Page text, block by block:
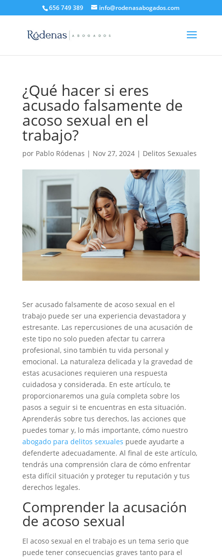
656 749 389 info@rodenasabogados.com
¿Qué hacer si eres
acusado falsamente de
acoso sexual en el
trabajo?
por Pablo Ródenas | Nov 27, 2024| Delitos Sexuales
Ser acusado falsamente de acoso sexual en el
trabajo puede ser una experiencia devastadora y
estresante. Las repercusiones de una acusación de
este tipo no solo pueden afectar tu carrera
profesional, sino también tu vida personal y
emocional. La naturaleza delicada y la gravedad de
estas acusaciones requieren una respuesta
cuidadosa y considerada. En este artículo, te
proporcionaremos una guía completa sobre los
pasos a seguir si te encuentras en esta situación.
Aprenderás sobre tus derechos, las acciones que
puedes tomar y, lo más importante, cómo nuestro
abogado para delitos sexuales puede ayudarte a
defenderte adecuadamente. Al final de este artículo,
tendrás una comprensión clara de cómo enfrentar
esta difícil situación y proteger tu reputación y tus
derechos legales.
Comprender la acusación
de acoso sexual
El acoso sexual en el trabajo es un tema serio que
puede tener consecuencias graves tanto para el